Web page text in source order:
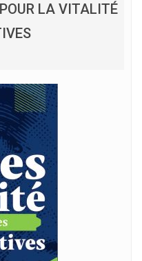
LA VITALITÉ